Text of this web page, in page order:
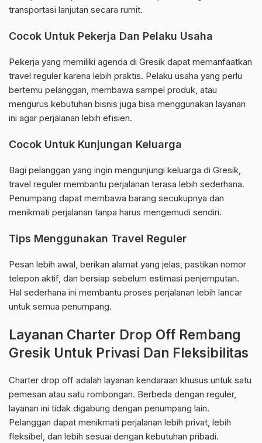
transportasi lanjutan secara rumit.
Cocok Untuk Pekerja Dan Pelaku Usaha
Pekerja yang memiliki agenda di Gresik dapat memanfaatkan
travel reguler karena lebih praktis. Pelaku usaha yang perlu
bertemu pelanggan, membawa sampel produk, atau
mengurus kebutuhan bisnis juga bisa menggunakan layanan
ini agar perjalanan lebih efisien.
Cocok Untuk Kunjungan Keluarga
Bagi pelanggan yang ingin mengunjungi keluarga di Gresik,
travel reguler membantu perjalanan terasa lebih sederhana.
Penumpang dapat membawa barang secukupnya dan
menikmati perjalanan tanpa harus mengemudi sendiri.
Tips Menggunakan Travel Reguler
Pesan lebih awal, berikan alamat yang jelas, pastikan nomor
telepon aktif, dan bersiap sebelum estimasi penjemputan.
Hal sederhana ini membantu proses perjalanan lebih lancar
untuk semua penumpang.
Layanan Charter Drop Off Rembang
Gresik Untuk Privasi Dan Fleksibilitas
Charter drop off adalah layanan kendaraan khusus untuk satu
pemesan atau satu rombongan. Berbeda dengan reguler,
layanan ini tidak digabung dengan penumpang lain.
Pelanggan dapat menikmati perjalanan lebih privat, lebih
fleksibel, dan lebih sesuai dengan kebutuhan pribadi.